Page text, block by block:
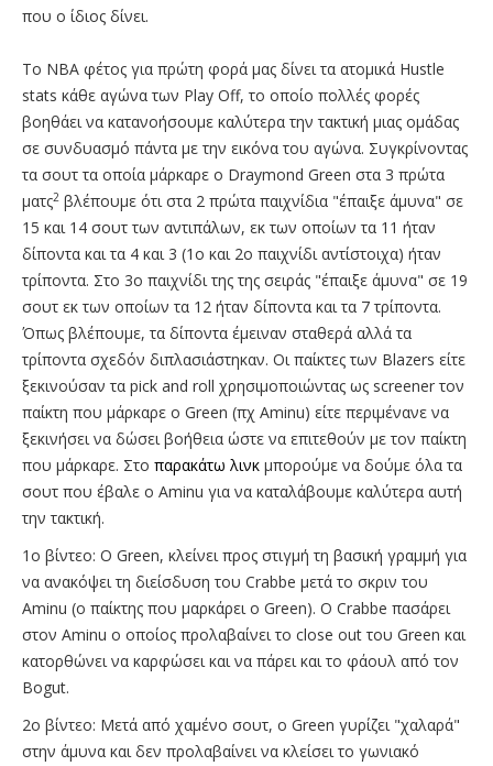
που ο ίδιος δίνει.
Το ΝΒΑ φέτος για πρώτη φορά μας δίνει τα ατομικά Hustle
stats κάθε αγώνα των Play Off, το οποίο πολλές φορές
βοηθάει να κατανοήσουμε καλύτερα την τακτική μιας ομάδας
σε συνδυασμό πάντα με την εικόνα του αγώνα. Συγκρίνοντας
τα σουτ τα οποία μάρκαρε ο Draymond Green στα 3 πρώτα
ματς2 βλέπουμε ότι στα 2 πρώτα παιχνίδια "έπαιξε άμυνα" σε
15 και 14 σουτ των αντιπάλων, εκ των οποίων τα 11 ήταν
δίποντα και τα 4 και 3 (1ο και 2ο παιχνίδι αντίστοιχα) ήταν
τρίποντα. Στο 3ο παιχνίδι της της σειράς "έπαιξε άμυνα" σε 19
σουτ εκ των οποίων τα 12 ήταν δίποντα και τα 7 τρίποντα.
Όπως βλέπουμε, τα δίποντα έμειναν σταθερά αλλά τα
τρίποντα σχεδόν διπλασιάστηκαν. Οι παίκτες των Blazers είτε
ξεκινούσαν τα pick and roll χρησιμοποιώντας ως screener τον
παίκτη που μάρκαρε ο Green (πχ Aminu) είτε περιμένανε να
ξεκινήσει να δώσει βοήθεια ώστε να επιτεθούν με τον παίκτη
που μάρκαρε. Στο παρακάτω λινκ μπορούμε να δούμε όλα τα
σουτ που έβαλε ο Aminu για να καταλάβουμε καλύτερα αυτή
την τακτική.
1o βίντεο: Ο Green, κλείνει προς στιγμή τη βασική γραμμή για
να ανακόψει τη διείσδυση του Crabbe μετά το σκριν του
Aminu (ο παίκτης που μαρκάρει ο Green). O Crabbe πασάρει
στον Aminu ο οποίος προλαβαίνει το close out του Green και
κατορθώνει να καρφώσει και να πάρει και το φάουλ από τον
Bogut.
2o βίντεο: Μετά από χαμένο σουτ, ο Green γυρίζει "χαλαρά"
στην άμυνα και δεν προλαβαίνει να κλείσει το γωνιακό